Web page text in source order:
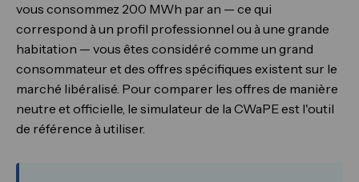
vous consommez 200 MWh par an — ce qui
correspond à un profil professionnel ou à une grande
habitation — vous êtes considéré comme un grand
consommateur et des offres spécifiques existent sur le
marché libéralisé. Pour comparer les offres de manière
neutre et officielle, le simulateur de la CWaPE est l'outil
de référence à utiliser.